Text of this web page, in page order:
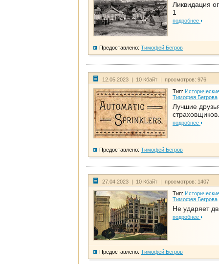
Ликвидация
1
подробнее
Предоставлено: Тимофей Бегров
12.05.2023 | 10 Кбайт | просмотров: 976
Тип:
Тимофея Бегрова
Лучшие
подробнее
Предоставлено: Тимофей Бегров
27.04.2023 | 10 Кбайт | просмотров: 1407
Тип:
Тимофея Бегрова
Не ударяет
подробнее
Предоставлено: Тимофей Бегров